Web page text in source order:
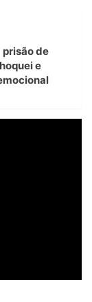
prisão de
e